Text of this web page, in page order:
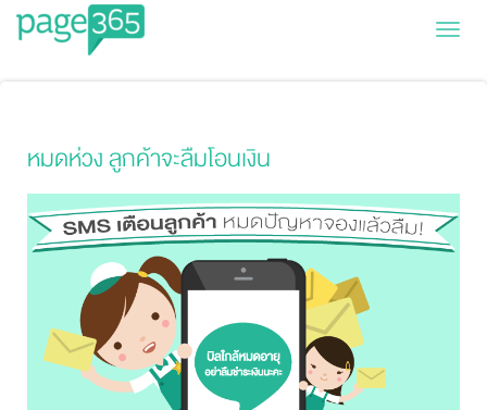
หมดห่วง ลูกค้าจะลืมโอนเงิน